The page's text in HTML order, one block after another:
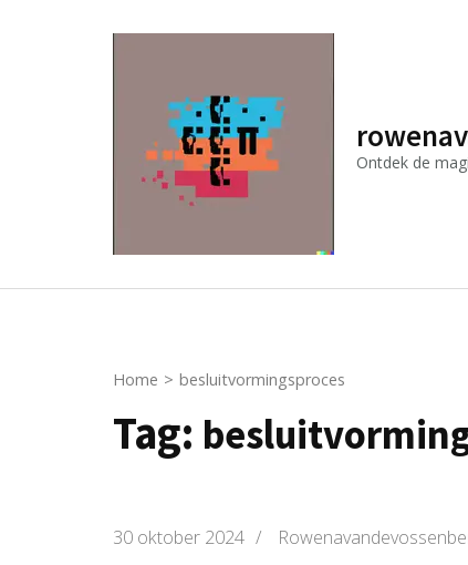
Ontdek de
Home > besluitvormingsproces
Tag:
30 oktober 2024 /